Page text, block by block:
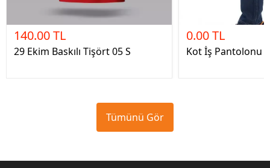
140.00 TL
29 Ekim Baskılı Tişört 05 S
0.00 TL
Kot İş Pantolonu
Tümünü Gör